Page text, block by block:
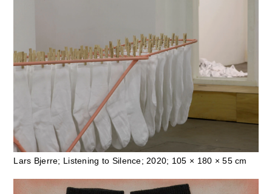
Lars Bjerre; Listening to Silence; 2020; 105 × 180 × 55 cm